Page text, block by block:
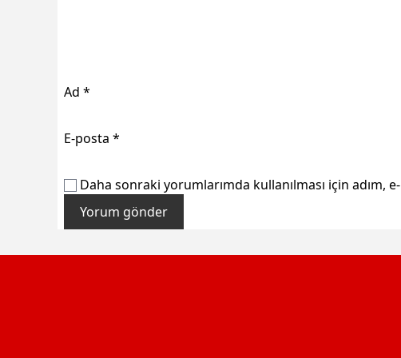
Ad *
E-posta *
Daha sonraki yorumlarımda kullanılması için adım,